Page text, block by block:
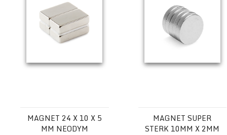
MAGNET 24 X 10 X 5
MM NEODYM
MAGNET SUPER
STERK 10MM X 2MM